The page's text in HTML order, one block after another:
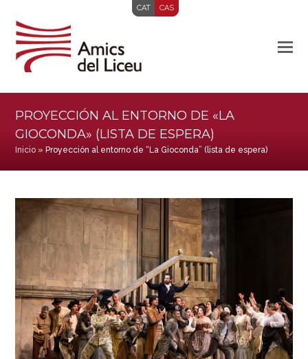
CAT CAS
PROYECCIÓN AL ENTORNO DE «LA
GIOCONDA» (LISTA DE ESPERA)
Inicio » Proyección al entorno de “La Gioconda” (lista de espera)